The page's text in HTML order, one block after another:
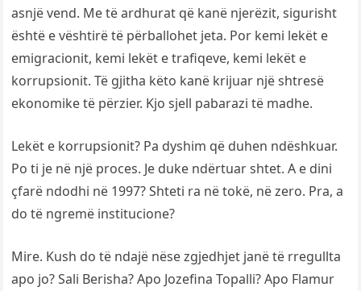
asnjë vend. Me të ardhurat që kanë njerëzit, sigurisht
është e vështirë të përballohet jeta. Por kemi lekët e
emigracionit, kemi lekët e trafiqeve, kemi lekët e
korrupsionit. Të gjitha këto kanë krijuar një shtresë
ekonomike të përzier. Kjo sjell pabarazi të madhe.
Lekët e korrupsionit? Pa dyshim që duhen ndëshkuar.
Po ti je në një proces. Je duke ndërtuar shtet. A e dini
çfarë ndodhi në 1997? Shteti ra në tokë, në zero. Pra, a
do të ngremë institucione?
Mire. Kush do të ndajë nëse zgjedhjet janë të rregullta
apo jo? Sali Berisha? Apo Jozefina Topalli? Apo Flamur